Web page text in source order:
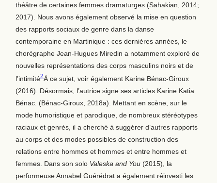
théâtre de certaines femmes dramaturges (Sahakian, 2014;
2017). Nous avons également observé la mise en question
des rapports sociaux de genre dans la danse
contemporaine en Martinique : ces dernières années, le
chorégraphe Jean-Hugues Miredin a notamment exploré de
nouvelles représentations des corps masculins noirs et de
l’intimité2À ce sujet, voir également Karine Bénac-Giroux
(2016). Désormais, l’autrice signe ses articles Karine Katia
Bénac. (Bénac-Giroux, 2018a). Mettant en scène, sur le
mode humoristique et parodique, de nombreux stéréotypes
raciaux et genrés, il a cherché à suggérer d’autres rapports
au corps et des modes possibles de construction des
relations entre hommes et hommes et entre hommes et
femmes. Dans son solo Valeska and You (2015), la
performeuse Annabel Guérédrat a également réinvesti les